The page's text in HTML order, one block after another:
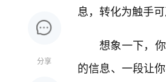
分享
息，转化为触手
想象一下，
的信息、一段让